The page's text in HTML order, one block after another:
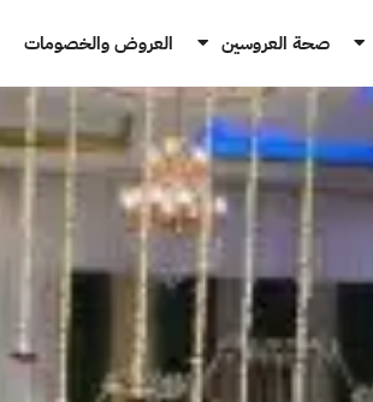
صحة العروسين العروض والخصومات